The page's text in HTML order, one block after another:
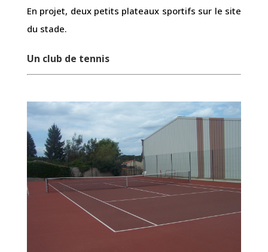
En projet, deux petits plateaux sportifs sur le site
du stade.
Un club de tennis